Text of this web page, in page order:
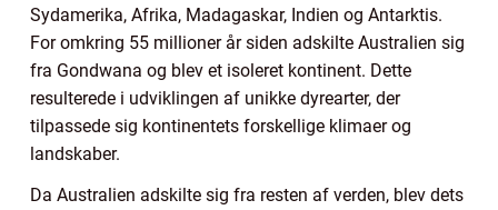
Sydamerika, Afrika, Madagaskar, Indien og Antarktis.
For omkring 55 millioner år siden adskilte Australien sig
fra Gondwana og blev et isoleret kontinent. Dette
resulterede i udviklingen af unikke dyrearter, der
tilpassede sig kontinentets forskellige klimaer og
landskaber.
Da Australien adskilte sig fra resten af verden, blev dets